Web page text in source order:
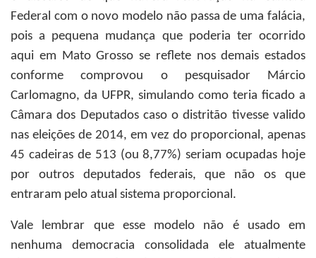
Federal com o novo modelo não passa de uma falácia,
pois a pequena mudança que poderia ter ocorrido
aqui em Mato Grosso se reflete nos demais estados
conforme comprovou o pesquisador Márcio
Carlomagno, da UFPR, simulando como teria ficado a
Câmara dos Deputados caso o distritão tivesse valido
nas eleições de 2014, em vez do proporcional, apenas
45 cadeiras de 513 (ou 8,77%) seriam ocupadas hoje
por outros deputados federais, que não os que
entraram pelo atual sistema proporcional.
Vale lembrar que esse modelo não é usado em
nenhuma democracia consolidada ele atualmente